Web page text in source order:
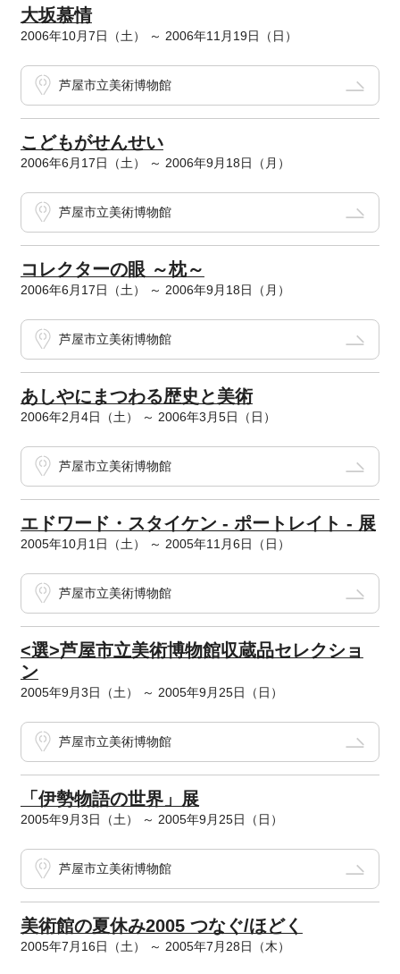
大坂慕情
2006年10月7日（土） ～ 2006年11月19日（日）
芦屋市立美術博物館
こどもがせんせい
2006年6月17日（土） ～ 2006年9月18日（月）
芦屋市立美術博物館
コレクターの眼 ～枕～
2006年6月17日（土） ～ 2006年9月18日（月）
芦屋市立美術博物館
あしやにまつわる歴史と美術
2006年2月4日（土） ～ 2006年3月5日（日）
芦屋市立美術博物館
エドワード・スタイケン - ポートレイト - 展
2005年10月1日（土） ～ 2005年11月6日（日）
芦屋市立美術博物館
<選>芦屋市立美術博物館収蔵品セレクショ
ン
2005年9月3日（土） ～ 2005年9月25日（日）
芦屋市立美術博物館
「伊勢物語の世界」展
2005年9月3日（土） ～ 2005年9月25日（日）
芦屋市立美術博物館
美術館の夏休み2005 つなぐ/ほどく
2005年7月16日（土） ～ 2005年7月28日（木）